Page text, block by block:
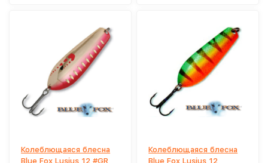
Колеблющаяся блесна
Blue Fox Lusius 12 #GR
Колеблющаяся блесна
Blue Fox Lusius 12